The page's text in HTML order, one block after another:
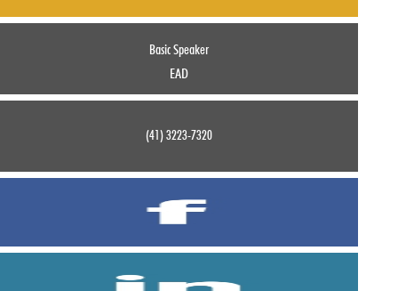
Basic Speaker
EAD
(41) 3223-7320